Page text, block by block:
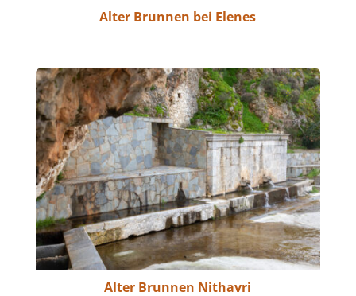
Alter Brunnen bei Elenes
Alter Brunnen Nithavri